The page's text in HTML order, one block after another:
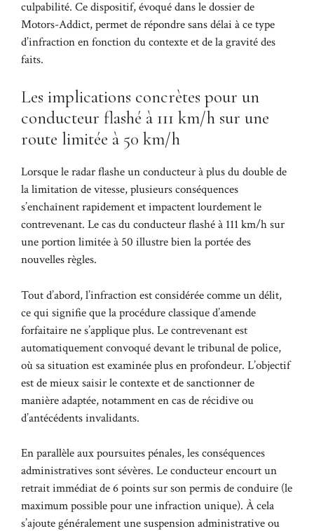
culpabilité. Ce dispositif, évoqué dans ledossier de
Motors-Addict, permet de répondre sans délai à ce type
d’infraction en fonction du contexte et de la gravité des
faits.
Les implications concrètes pour un
conducteur flashé à 111 km/h sur une
route limitée à 50 km/h
Lorsque le radar flashe un conducteur à plus du double de
la limitation de vitesse, plusieurs conséquences
s’enchaînent rapidement et impactent lourdement le
contrevenant. Le cas du conducteur flashé à 111 km/h sur
une portion limitée à 50 illustre bien la portée des
nouvelles règles.
Tout d’abord, l’infraction est considérée comme un délit,
ce qui signifie que la procédure classique d’amende
forfaitaire ne s’applique plus. Le contrevenant est
automatiquement convoqué devant le tribunal de police,
où sa situation est examinée plus en profondeur. L’objectif
est de mieux saisir le contexte et de sanctionner de
manière adaptée, notamment en cas de récidive ou
d’antécédents invalidants.
En parallèle aux poursuites pénales, les conséquences
administratives sont sévères. Le conducteur encourt un
retrait immédiat de 6 points sur son permis de conduire (le
maximum possible pour une infraction unique). À cela
s’ajoute généralement une suspension administrative ou